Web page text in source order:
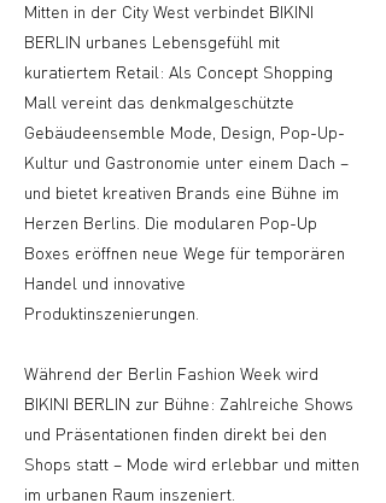
Mitten in der City West verbindet BIKINI
BERLIN urbanes Lebensgefühl mit
kuratiertem Retail: Als Concept Shopping
Mall vereint das denkmalgeschützte
Gebäudeensemble Mode, Design, Pop-Up-
Kultur und Gastronomie unter einem Dach –
und bietet kreativen Brands eine Bühne im
Herzen Berlins. Die modularen Pop-Up
Boxes eröffnen neue Wege für temporären
Handel und innovative
Produktinszenierungen.
Während der Berlin Fashion Week wird
BIKINI BERLIN zur Bühne: Zahlreiche Shows
und Präsentationen finden direkt bei den
Shops statt – Mode wird erlebbar und mitten
im urbanen Raum inszeniert.